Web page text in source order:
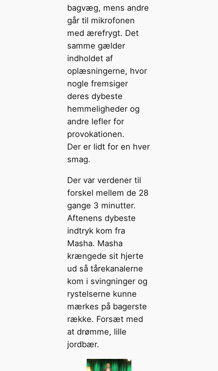
bagvæg, mens andre
går til mikrofonen
med ærefrygt. Det
samme gælder
indholdet af
oplæsningerne, hvor
nogle fremsiger
deres dybeste
hemmeligheder og
andre lefler for
provokationen.
Der er lidt for en hver
smag.
Der var verdener til
forskel mellem de 28
gange 3 minutter.
Aftenens dybeste
indtryk kom fra
Masha. Masha
krængede sit hjerte
ud så tårekanalerne
kom i svingninger og
rystelserne kunne
mærkes på bagerste
række. Forsæt med
at drømme, lille
jordbær.